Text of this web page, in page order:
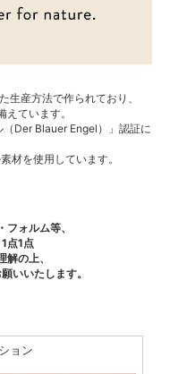
生産方法で作られており、
ています。
Der Blauer Engel）」認証に
材を使用しています。
ォルム等、
点1点
の上、
いいたします。
ョン